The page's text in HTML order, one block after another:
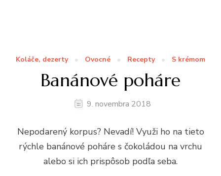
Koláče, dezerty Ovocné Recepty S krémom
Banánové poháre
9. novembra 2018
Nepodarený korpus? Nevadí! Využi ho na tieto
rýchle banánové poháre s čokoládou na vrchu
alebo si ich prispôsob podľa seba.